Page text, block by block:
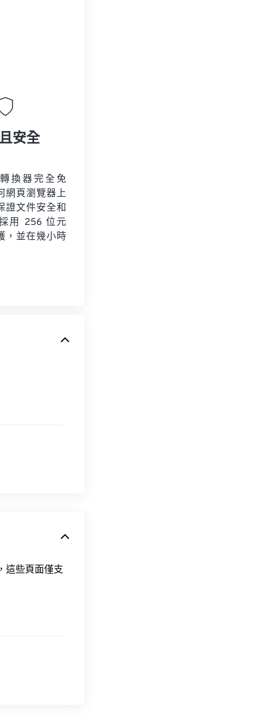
安全
換器完全免
網頁瀏覽器上
證文件安全和
用 256 位元
，並在幾小時